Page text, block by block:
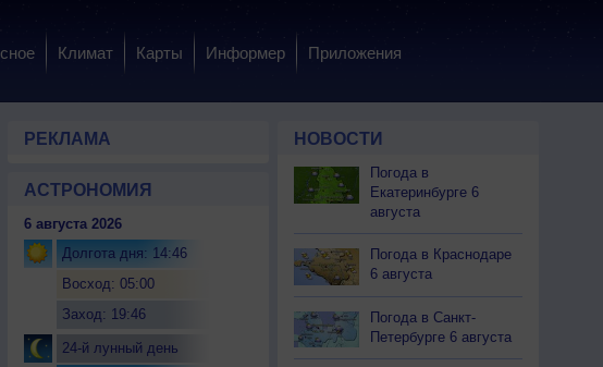
Климат Карты Информер Приложения
РЕКЛАМА
АСТРОНОМИЯ
6 августа 2026
Долгота дня: 14:46
Восход: 05:00
Заход: 19:46
24-й лунный день
НОВОСТИ
Погода в
Екатеринбурге 6
августа
Погода в Краснодаре
6 августа
Погода в Санкт-
Петербурге 6 августа